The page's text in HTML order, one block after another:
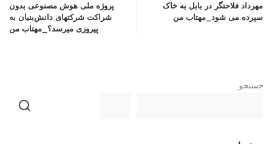
مهرداد فلاحتگر در بابل به خاک
سپرده می شود_مهتاب من
پروژه ملی هوش مصنوعی بدون
شراکت شرکتهای دانش‌بنیان به
پیروزی میرسد؟_مهتاب من
جستجو